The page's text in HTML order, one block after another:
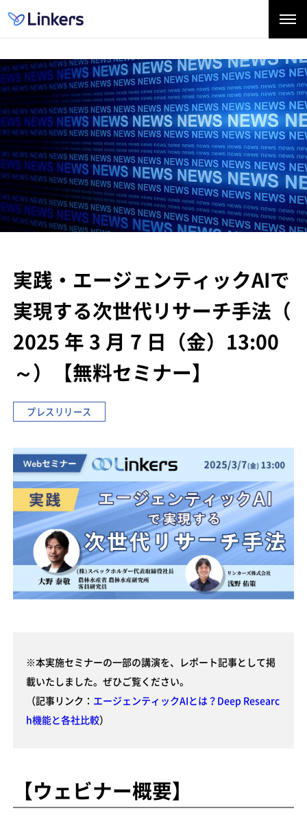
実践・エージェンティックAIで
実現する次世代リサーチ手法 （
2025 年 3 月 7 日（金）13:00
～）
【無料セミナー】
プレスリリース
※本実施セミナーの一部の講演を、レポート記事として掲
載いたしました。ぜひご覧ください。
（記事リンク： エージェンティックAIとは？Deep Researc
h機能と各社比較）
【ウェビナー概要】